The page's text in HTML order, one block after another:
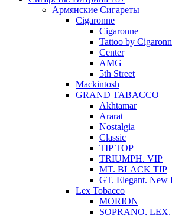
Армянские Сигареты
Cigaronne
Cigaronne
Tattoo by
Center
AMG
5th Street
Mackintosh
GRAND TABACCO
Akhtamar
Ararat
Nostalgia
Classic
TIP TOP
TRIUMPH. VIP
MT. BLACK TIP
GT. Elegant. New
Lex Tobacco
MORION
SOPRANO,